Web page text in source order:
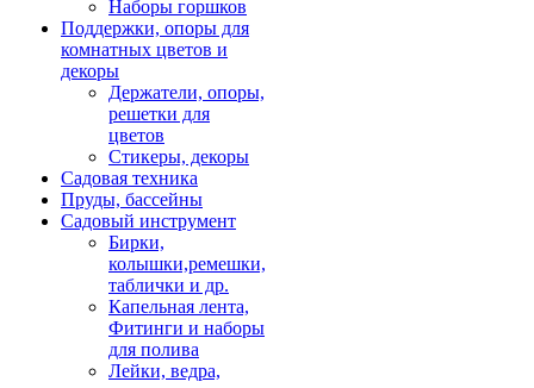
Наборы горшков
Поддержки, опоры для
комнатных цветов и
декоры
Держатели, опоры,
решетки для
цветов
Стикеры, декоры
Садовая техника
Пруды, бассейны
Садовый инструмент
Бирки,
колышки,ремешки,
таблички и др.
Капельная лента,
Фитинги и наборы
для полива
Лейки, ведра,